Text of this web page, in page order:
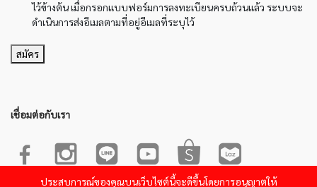
ไว้ข้างต้น เมื่อกรอกแบบฟอร์มการลงทะเบียนครบถ้วนแล้ว ระบบจะ
ดำเนินการส่งอีเมลตามที่อยู่อีเมลที่ระบุไว้
สมัคร
เชื่อมต่อกับเรา
ประสบการณ์ของคุณบนเว็บไซต์นี้จะดีขึ้นโดยการอนุญาตให้